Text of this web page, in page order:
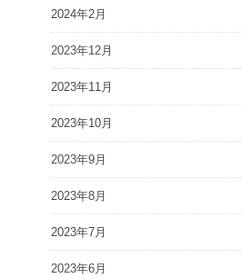
2024年2月
2023年12月
2023年11月
2023年10月
2023年9月
2023年8月
2023年7月
2023年6月